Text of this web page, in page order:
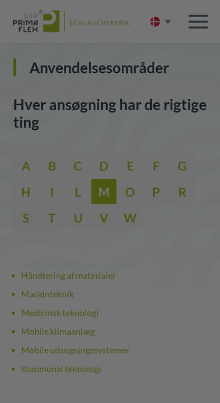
Anvendelsesområder
Hver ansøgning har de rigtige
ting
A B C D E F
G
H
I L M O P
R
S
T U V W
Håndtering af materialer
Maskinteknik
Medicinsk teknologi
Mobile klimaanlæg
Mobile udsugningssystemer
Kommunal teknologi